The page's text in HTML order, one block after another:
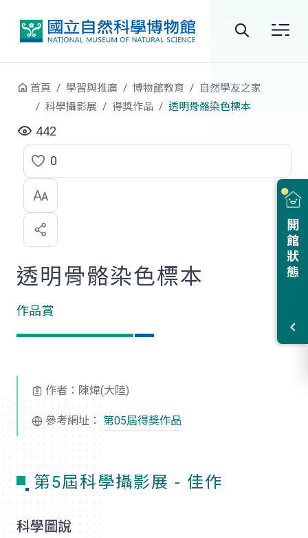
站
搜
開館狀態
首頁 學習與推廣 博物館教育
自然學友之家
科學攝影展
得獎作品 透明骨骼染色標本
442
點
選
喜
歡
0
透明骨骼染色標本
作品賞
作者：陳煒(大陸)
參考網址： 第05屆得獎作品
第5屆科學攝影展 - 佳作
科學圖說